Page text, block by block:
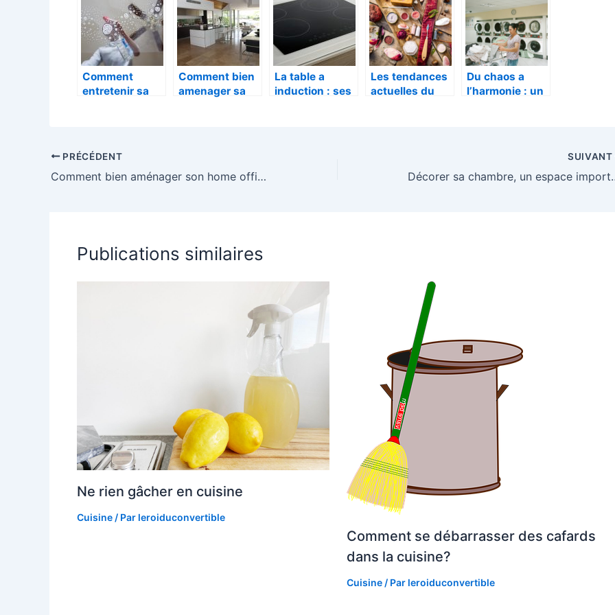
drains!
grand ménage
?
Comment
entretenir sa
simple ?
Comment bien
amenager sa
La table a
induction : ses
Les tendances
actuelles du
Du chaos a
l’harmonie : un
PRÉCÉDENT
Comment bien aménager son home office?
SUIVANT
Décorer sa
Publications similaires
Ne rien gâcher en cuisine
Cuisine / Par leroiduconvertible
Comment se débarrasser des cafards
dans la cuisine?
Cuisine/ Par leroiduconvertible